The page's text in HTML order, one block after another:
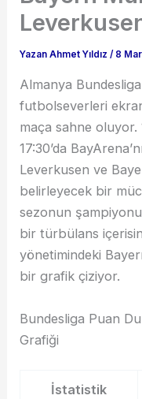
Yazan Ahmet Yıldız/ 8
Almanya
futbolseverleri
maça sahne
17:30’da
Leverkusen ve
belirleyecek bir
sezonun
bir türbülans
yönetimindeki
bir grafik çiziyor.
Bundesliga Puan
Grafiği
İstatistik